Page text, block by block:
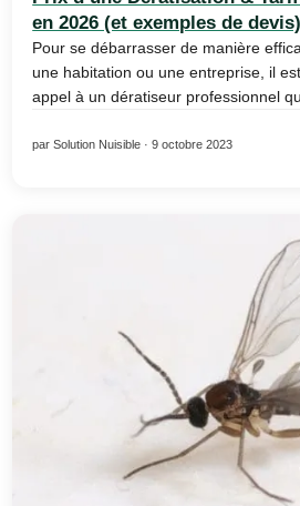
en 2026 (et exemples de devis)
Pour se débarrasser de manière
une habitation ou une entreprise, il
appel à un dératiseur professionnel
par Solution Nuisible · 9 octobre 2023